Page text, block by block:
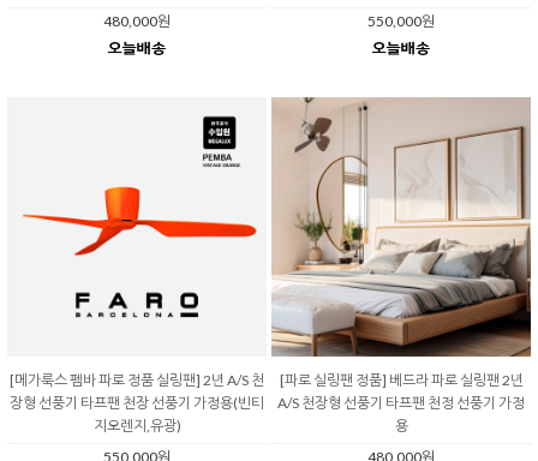
480,000원
550,000원
[메가룩스 펨바 파로 정품 실링팬] 2년 A/S 천
장형 선풍기 타프팬 천장 선풍기 가정용(빈티
지오렌지,유광)
550,000원
[파로 실링팬 정품] 베드라 파로 실링팬 2년
A/S 천장형 선풍기 타프팬 천정 선풍기 가정
용
480,000원